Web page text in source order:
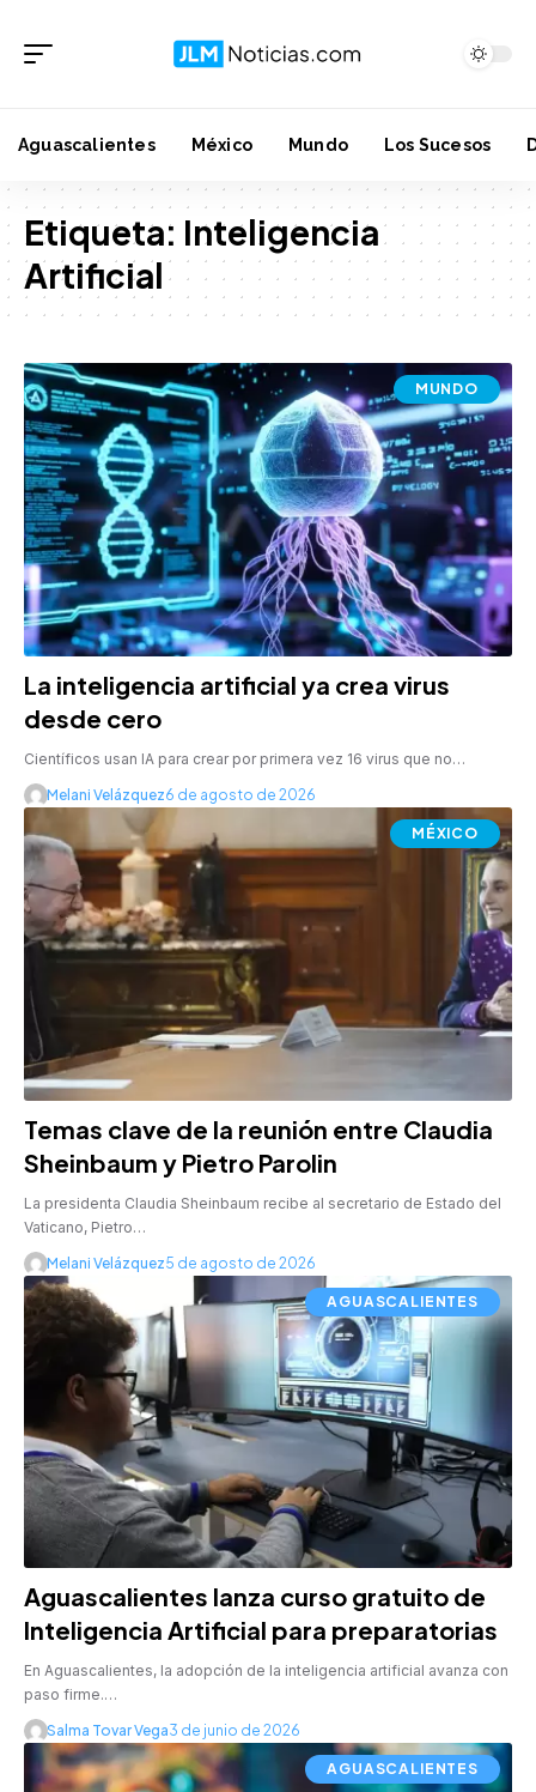
Aguascalientes México Mundo Los Sucesos
Etiqueta: Inteligencia
Artificial
MUNDO
La inteligencia artificial ya crea virus
desde cero
Científicos usan IA para crear por primera vez 16 virus que no…
Melani Velázquez6 de agosto de 2026
MÉXICO
Temas clave de la reunión entre Claudia
Sheinbaum y Pietro Parolin
La presidenta Claudia Sheinbaum recibe al secretario de Estado del
Vaticano, Pietro…
Melani Velázquez5 de agosto de 2026
AGUASCALIENTES
Aguascalientes lanza curso gratuito de
Inteligencia Artificial para preparatorias
En Aguascalientes, la adopción de la inteligencia artificial avanza con
paso firme.…
Salma Tovar Vega3 de junio de 2026
AGUASCALIENTES